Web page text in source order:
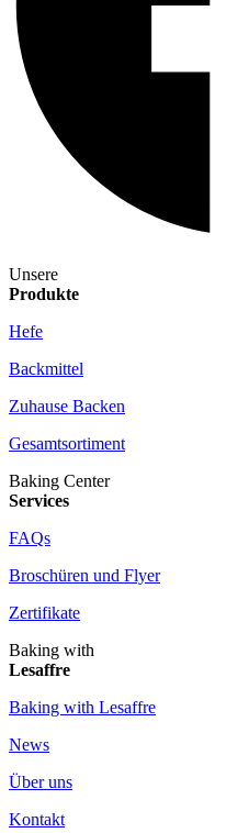
Unsere
Produkte
Hefe
Backmittel
Zuhause Backen
Gesamtsortiment
Baking Center
Services
FAQs
Broschüren und Flyer
Zertifikate
Baking with
Lesaffre
Baking with Lesaffre
News
Über uns
Kontakt